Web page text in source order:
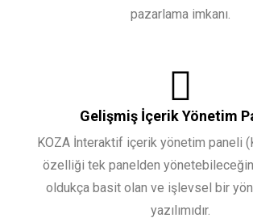
pazarlama imkanı.
Gelişmiş İçerik Yönetim
KOZA İnteraktif içerik yönetim paneli
özelliği tek panelden
oldukça basit olan ve işlevsel bir
yazılımıdır.